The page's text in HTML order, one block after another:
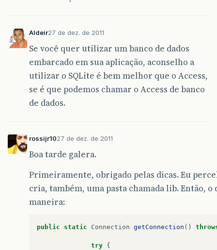
Aldeir27 de dez. de 2011
Se você quer utilizar um banco de dados
embarcado em sua aplicação, aconselho a
utilizar o SQLite é bem melhor que o Access,
se é que podemos chamar o Access de banco
de dados.
rossijr1027 de dez. de 2011
Boa tarde galera.
Primeiramente, obrigado pelas dicas. Eu
cria, também, uma pasta chamada lib. Então,
maneira:
public static Connection getConnection ()
try {